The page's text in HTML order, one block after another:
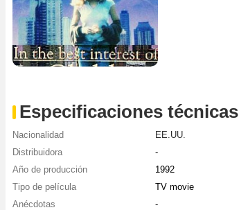
Especificaciones técnicas
Nacionalidad
EE.UU.
Distribuidora
-
Año de producción
1992
Tipo de película
TV movie
Anécdotas
-